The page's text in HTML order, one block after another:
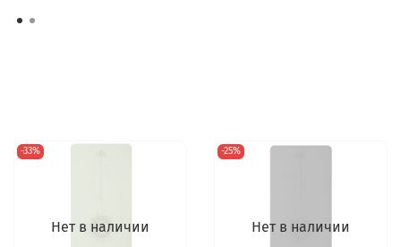
Нет в наличии
-33%
Нет в наличии
-25%